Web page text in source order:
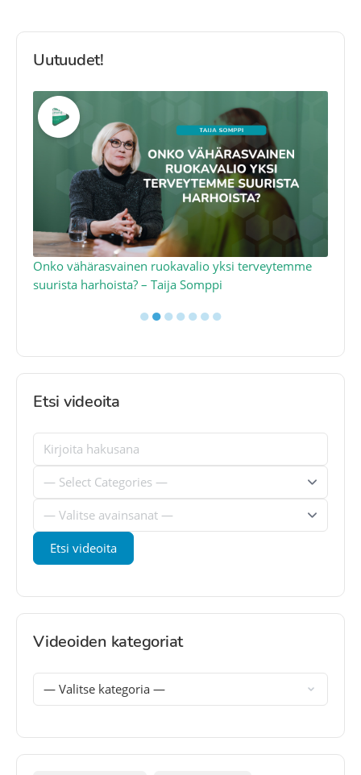
Uutuudet!
Onko vähärasvainen ruokavalio yksi terveytemme
suurista harhoista? – Taija Somppi
●●●●●●●
Etsi videoita
Videoiden kategoriat